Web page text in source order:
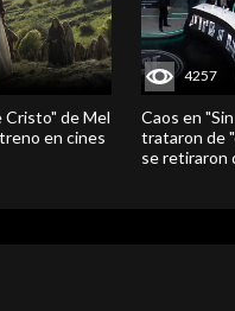
Cristo" de Mel
en cines
4257
Caos en
trataron de
se retiraron